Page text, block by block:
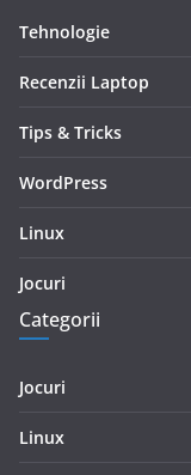
Tehnologie
Recenzii Laptop
Tips & Tricks
WordPress
Linux
Jocuri
Categorii
Jocuri
Linux